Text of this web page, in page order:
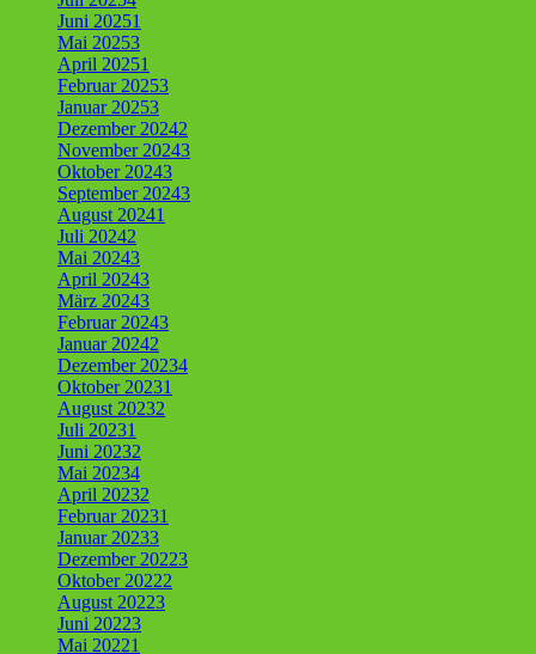
Juni 20251
Mai 20253
April 20251
Februar 20253
Januar 20253
Dezember 20242
November 20243
Oktober 20243
September 20243
August 20241
Juli 20242
Mai 20243
April 20243
März 20243
Februar 20243
Januar 20242
Dezember 20234
Oktober 20231
August 20232
Juli 20231
Juni 20232
Mai 20234
April 20232
Februar 20231
Januar 20233
Dezember 20223
Oktober 20222
August 20223
Juni 20223
Mai 20221